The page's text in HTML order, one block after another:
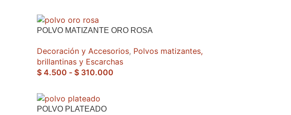
POLVO MATIZANTE ORO ROSA
Decoración y Accesorios, Polvos matizantes,
brillantinas y Escarchas
$4.500 - $310.000
POLVO PLATEADO